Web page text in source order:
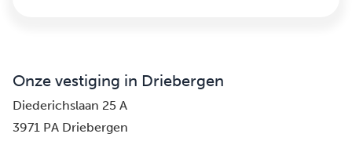
Onze vestiging in Driebergen
Diederichslaan 25 A
3971 PA Driebergen